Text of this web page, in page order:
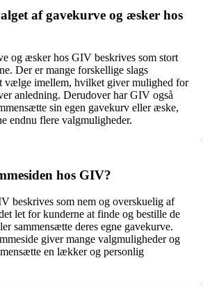
af gavekurve og æsker hos
og æsker hos GIV beskrives som stort
Der er mange forskellige slags
vælge imellem, hvilket giver mulighed for
anledning. Derudover har GIV også
sin egen gavekurv eller æske,
endnu flere valgmuligheder.
hos GIV?
beskrives som nem og overskuelig af
let for kunderne at finde og bestille de
sammensætte deres egne gavekurve.
giver mange valgmuligheder og
en lækker og personlig